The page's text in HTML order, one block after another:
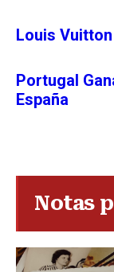
Louis
Portugal
España
Notas